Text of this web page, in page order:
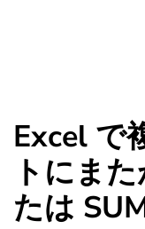
Excel で
トにま
たは